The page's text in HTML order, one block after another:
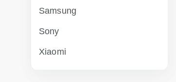
Samsung
Sony
Xiaomi